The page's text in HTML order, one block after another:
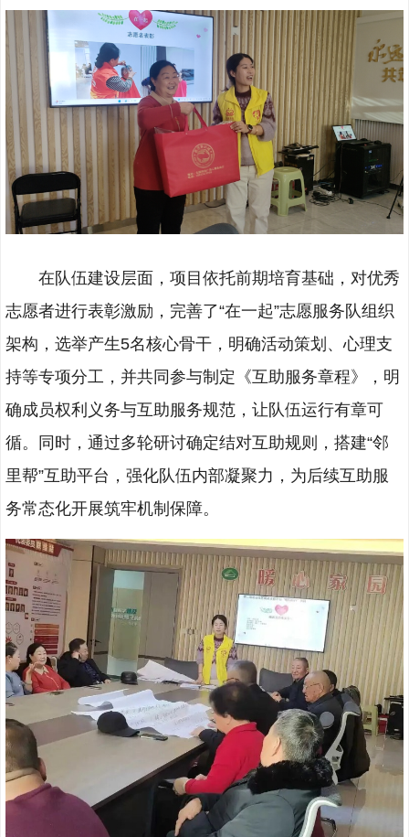
在队伍建设层面，项目依托前期培育基础，对优秀
志愿者进行表彰激励，完善了“在一起”志愿服务队组织
架构，选举产生5名核心骨干，明确活动策划、心理支
持等专项分工，并共同参与制定《互助服务章程》，明
确成员权利义务与互助服务规范，让队伍运行有章可
循。同时，通过多轮研讨确定结对互助规则，搭建“邻
里帮”互助平台，强化队伍内部凝聚力，为后续互助服
务常态化开展筑牢机制保障。